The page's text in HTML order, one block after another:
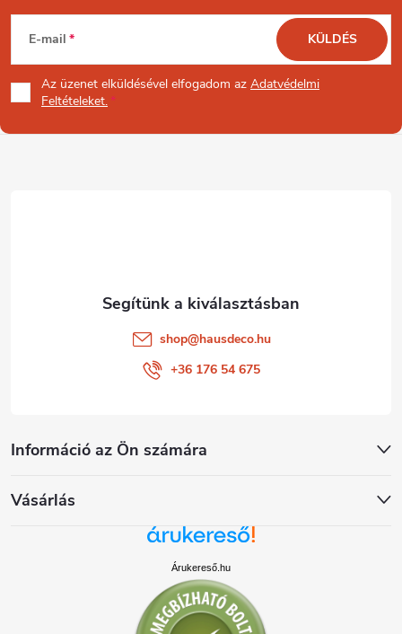
L
á
b
E-mail
Az üzenet elküldésével elfogadom az Adatvédelmi
Feltételeket.
KÜLDÉS
Információ az Ön számára
Vásárlás
shop@hausdeco.hu
+36 176 54 675
Árukereső.hu